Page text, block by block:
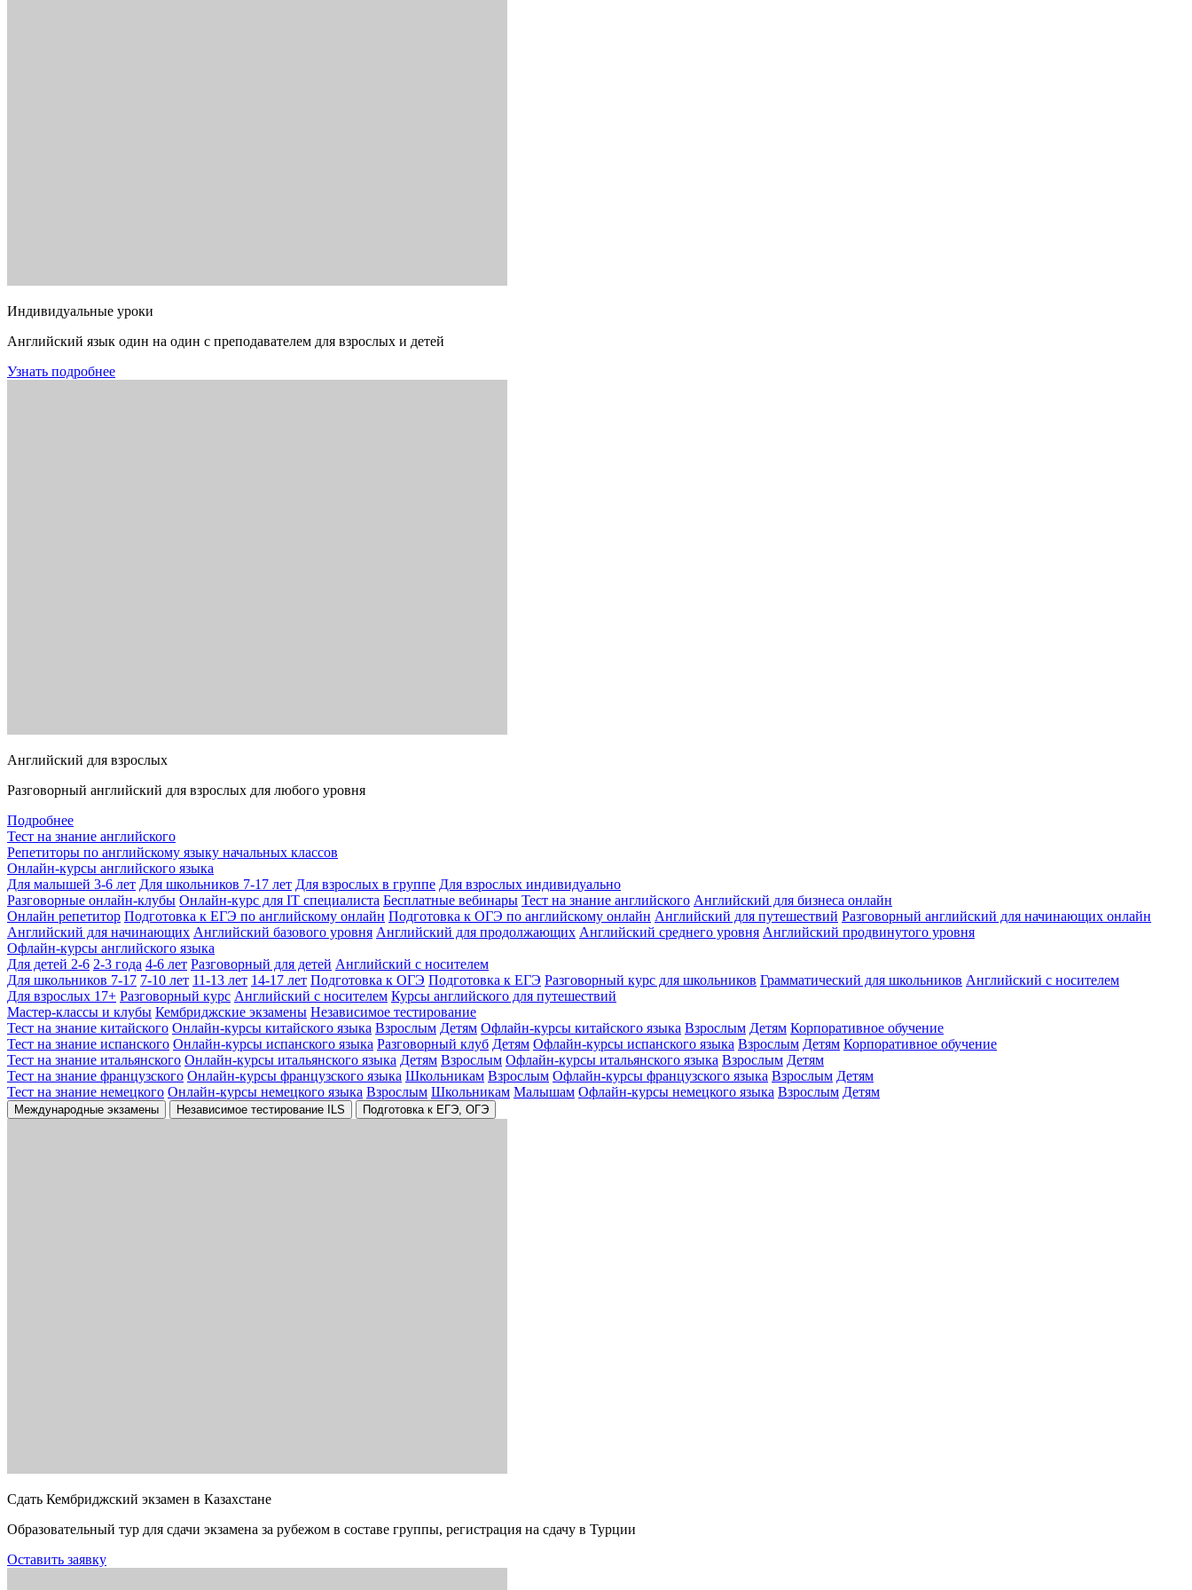
Индивидуальные уроки
Английский язык один на один с преподавателем для взрослых и детей
Узнать подробнее
Английский для взрослых
Разговорный английский для взрослых для любого уровня
Подробнее
Тест на знание английского
Репетиторы по английскому языку начальных классов
Онлайн-курсы английского языка
Для малышей 3-6 лет Для школьников 7-17 лет Для взрослых в группе Для взрослых индивидуально
Разговорные онлайн-клубы Онлайн-курс для IT специалиста Бесплатные вебинары Тест на знание английского Английский для бизнеса онлайн
Онлайн репетитор Подготовка к ЕГЭ по английскому онлайн Подготовка к ОГЭ по английскому онлайн Английский для путешествий Разговорный английский для начинающих онлайн
Английский для начинающих Английский базового уровня Английский для продолжающих Английский среднего уровня Английский продвинутого уровня
Офлайн-курсы английского языка
Для детей 2-6 2-3 года 4-6 лет Разговорный для детей Английский с носителем
Для школьников 7-17 7-10 лет 11-13 лет 14-17 лет Подготовка к ОГЭ Подготовка к ЕГЭ Разговорный курс для школьников Грамматический для школьников Английский с носителем
Для взрослых 17+ Разговорный курс Английский с носителем Курсы английского для путешествий
Мастер-классы и клубы Кембриджские экзамены Независимое тестирование
Тест на знание китайского Онлайн-курсы китайского языка Взрослым Детям Офлайн-курсы китайского языка Взрослым Детям Корпоративное обучение
Тест на знание испанского Онлайн-курсы испанского языка Разговорный клуб Детям Офлайн-курсы испанского языка Взрослым Детям Корпоративное обучение
Тест на знание итальянского Онлайн-курсы итальянского языка Детям Взрослым Офлайн-курсы итальянского языка Взрослым Детям
Тест на знание французского Онлайн-курсы французского языка Школьникам Взрослым Офлайн-курсы французского языка Взрослым Детям
Тест на знание немецкого Онлайн-курсы немецкого языка Взрослым Школьникам Малышам Офлайн-курсы немецкого языка Взрослым Детям
Международные экзамены Независимое тестирование ILS Подготовка к ЕГЭ, ОГЭ
Сдать Кембриджский экзамен в Казахстане
Образовательный тур для сдачи экзамена за рубежом в составе группы, регистрация на сдачу в Турции
Оставить заявку